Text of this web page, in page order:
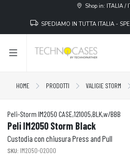
Shop in: ITALIA /
SPEDIAMO IN TUTTA ITALIA -
HOME PRODOTTI VALIGIE STORM
Peli-Storm IM2050 CASE,121005,BLK,w/BBB
Peli IM2050 Storm Black
Custodia con chiusura Press and Pull
SKU: IM2050-02000